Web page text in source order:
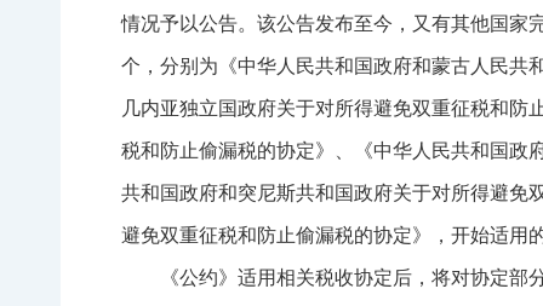
情况予以公告。该公告发布至今，又有其他国家
个，分别为《中华人民共和国政府和蒙古人民共
几内亚独立国政府关于对所得避免双重征税和
税和防止偷漏税的协定》、《中华人民共和国政
共和国政府和突尼斯共和国政府关于对所得避免
避免双重征税和防止偷漏税的协定》，开始适用
《公约》适用相关税收协定后，将对协定